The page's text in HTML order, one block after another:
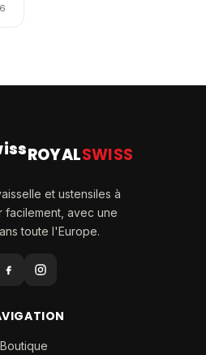
ROYALSWISS
et ustensiles à
facilement, avec une
toute l'Europe.
Boutique